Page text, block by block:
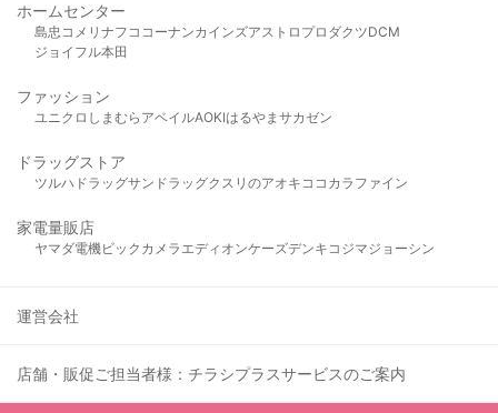
ホームセンター
島忠 コメリ ナフコ コーナンカインズアストロプロダクツDCM
ジョイフル本田
ファッション
ユニクロ しまむら アベイルAOKIはるやま サカゼン
ドラッグストア
ツルハドラッグサンドラッグクスリのアオキ ココカラファイン
家電量販店
ヤマダ電機ビックカメラ エディオンケーズデンキ コジマジョーシン
運営会社
店舗・販促ご担当者様：チラシプラスサービスのご案内